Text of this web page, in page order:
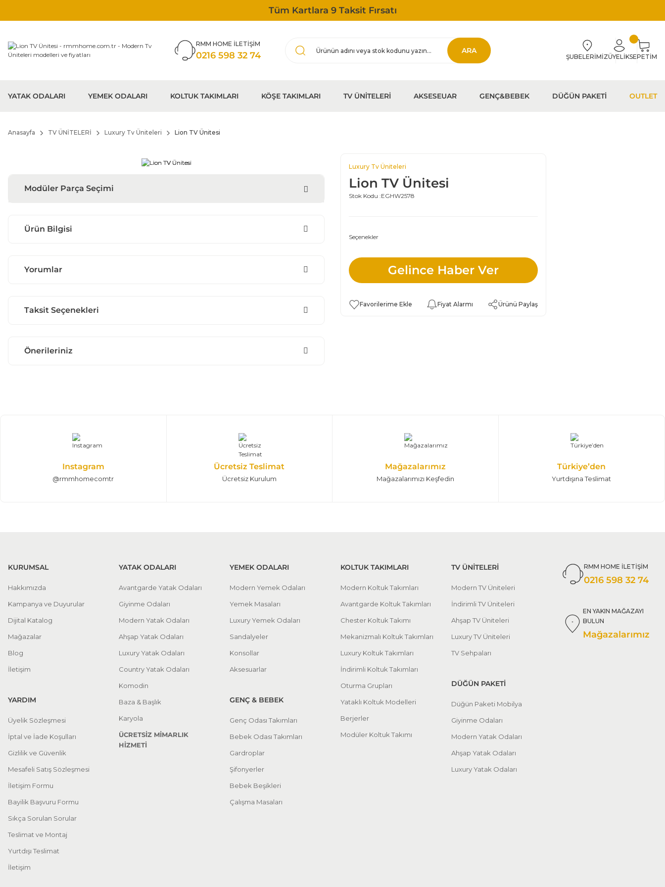
Tüm Kartlara 9 Taksit Fırsatı
RMM HOME İLETİŞİM
0216 598 32 74 ARA
ŞUBELERİMİZÜYELİKSEPETİM
YATAK ODALARI YEMEK ODALARI KOLTUK TAKIMLARI KÖŞE TAKIMLARI TV ÜNİTELERİ AKSESEUAR GENÇ&BEBEK DÜĞÜN PAKETİ OUTLET
Anasayfa TV ÜNİTELERİ Luxury Tv Üniteleri Lion TV Ünitesi
Modüler Parça Seçimi
Ürün Bilgisi
Yorumlar
Taksit Seçenekleri
Önerileriniz
Luxury Tv Üniteleri
Lion TV Ünitesi
Stok Kodu :EGHW2578
Seçenekler
Gelince Haber Ver
Fiyat Alarmı Ürünü Paylaş
Instagram
@rmmhomecomtr
Ücretsiz Teslimat
Ücretsiz Kurulum
Mağazalarımız
Mağazalarımızı Keşfedin
Türkiye’den
Yurtdışına Teslimat
KURUMSAL
Hakkımızda
Kampanya ve Duyurular
Dijital Katalog
Mağazalar
Blog
İletişim
YARDIM
Üyelik Sözleşmesi
İptal ve İade Koşulları
Gizlilik ve Güvenlik
Mesafeli Satış Sözleşmesi
İletişim Formu
Bayilik Başvuru Formu
Sıkça Sorulan Sorular
Teslimat ve Montaj
Yurtdışı Teslimat
İletişim
YATAK ODALARI
Avantgarde Yatak Odaları
Giyinme Odaları
Modern Yatak Odaları
Ahşap Yatak Odaları
Luxury Yatak Odaları
Country Yatak Odaları
Komodin
Baza & Başlık
Karyola
ÜCRETSİZ MİMARLIK
HİZMETİ
YEMEK ODALARI
Modern Yemek Odaları
Yemek Masaları
Luxury Yemek Odaları
Sandalyeler
Konsollar
Aksesuarlar
GENÇ & BEBEK
Genç Odası Takımları
Bebek Odası Takımları
Gardroplar
Şifonyerler
Bebek Beşikleri
Çalışma Masaları
KOLTUK TAKIMLARI
Modern Koltuk Takımları
Avantgarde Koltuk Takımları
Chester Koltuk Takımı
Mekanizmalı Koltuk Takımları
Luxury Koltuk Takımları
İndirimli Koltuk Takımları
Oturma Grupları
Yataklı Koltuk Modelleri
Berjerler
Modüler Koltuk Takımı
TV ÜNİTELERİ
Modern TV Üniteleri
İndirimli TV Üniteleri
Ahşap TV Üniteleri
Luxury TV Üniteleri
TV Sehpaları
DÜĞÜN PAKETİ
Düğün Paketi Mobilya
Giyinme Odaları
Modern Yatak Odaları
Ahşap Yatak Odaları
Luxury Yatak Odaları
RMM HOME İLETİŞİM
0216 598 32 74
EN YAKIN MAĞAZAYI
BULUN
Mağazalarımız